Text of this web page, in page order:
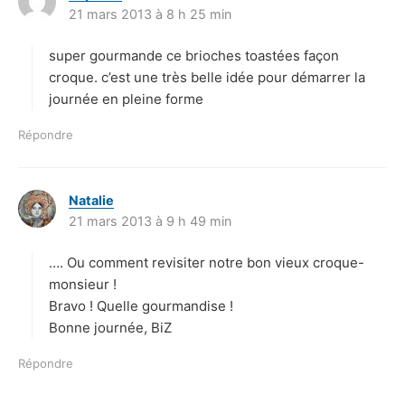
i
:
21 mars 2013 à 8 h 25 min
super gourmande ce brioches toastées façon
croque. c’est une très belle idée pour démarrer la
journée en pleine forme
Répondre
Natalie
i
:
21 mars 2013 à 9 h 49 min
…. Ou comment revisiter notre bon vieux croque-
monsieur !
Bravo ! Quelle gourmandise !
Bonne journée, BiZ
Répondre